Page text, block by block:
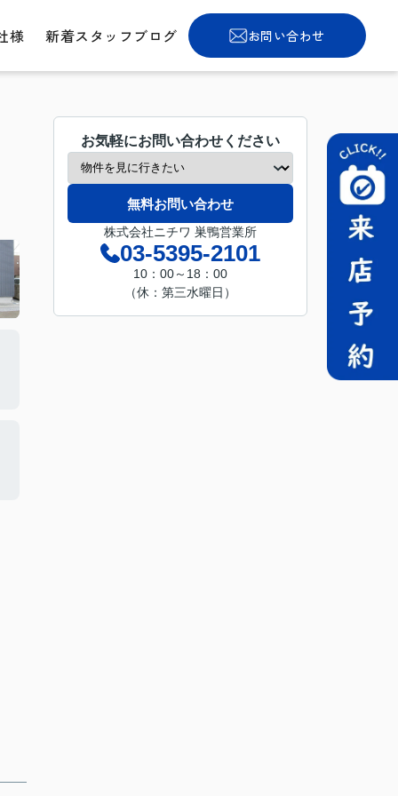
様 新着スタッフブログ お問い合わせ
お気軽にお問い合わせください
無料お問い合わせ
株式会社ニチワ 巣鴨営業所
03-5395-2101
10：00～18：00
（休：第三水曜日）